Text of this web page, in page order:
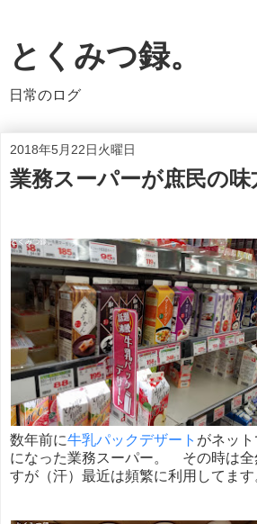
とくみつ録。
日常のログ
2018年5月22日火曜日
業務スーパーが庶民の
数年前に牛乳パックデザート がネッ
になった業務スーパー。 その時は
すが（汗）最近は頻繁に利用してます